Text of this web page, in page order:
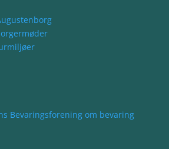
Bevaringsforening om bevaring